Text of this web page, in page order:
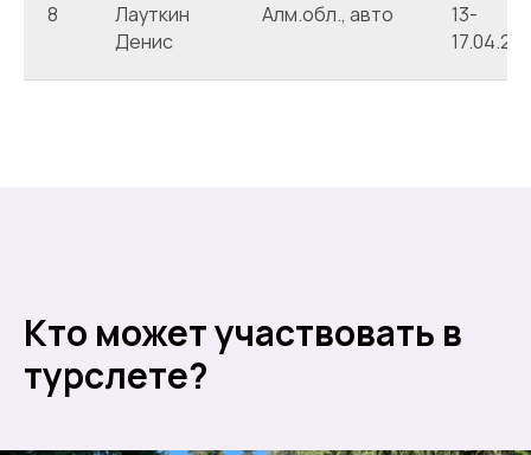
8
Лауткин
Денис
Алм.обл., авто
13-
Кто может участвовать в
турслете?